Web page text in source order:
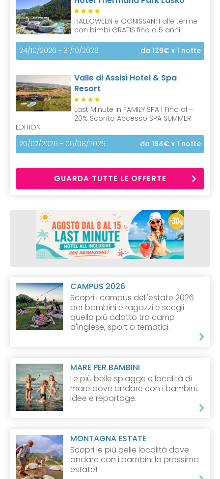
HALLOWEEN e OGNISSANTI alle terme
con bimbi GRATIS fino a 5 anni!
24/10/2026 - 31/10/2026 da 129€ x 1 notte
Valle di Assisi Hotel & Spa
Resort
Last Minute in FAMILY SPA | Fino al –
20% Sconto Accesso SPA SUMMER
EDITION
20/07/2026 - 06/08/2026
da 184€ x 1 notte
GUARDA TUTTE LE OFFERTE
CAMPUS 2026
Scopri i campus dell'estate 2026
per bambini e ragazzi e scegli
quello più adatto tra camp
d'inglese, sport o tematici.
MARE PER BAMBINI
Le più belle spiagge e località di
mare dove andare con i bambini.
Idee e reportage.
MONTAGNA ESTATE
Scopri le più belle località dove
andare con i bambini la prossima
estate!